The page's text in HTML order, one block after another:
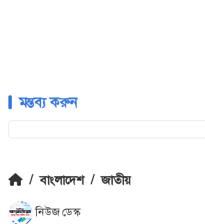
মন্তব্য করুন
/ বাংলাদেশ / জাতীয়
নিউজ ডেস্ক